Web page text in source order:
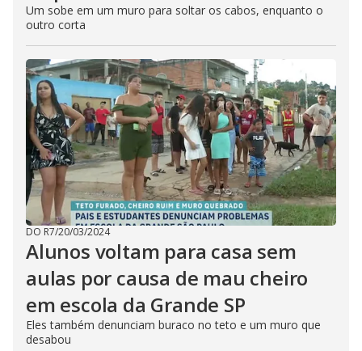
Um sobe em um muro para soltar os cabos, enquanto o
outro corta
DO R7/20/03/2024
Alunos voltam para casa sem
aulas por causa de mau cheiro
em escola da Grande SP
Eles também denunciam buraco no teto e um muro que
desabou